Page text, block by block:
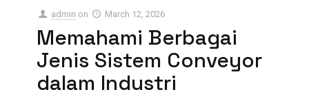
admin on March 12, 2026
Memahami Berbagai
Jenis Sistem Conveyor
dalam Industri